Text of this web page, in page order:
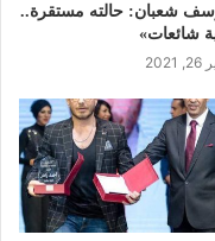
شعبان: حالته مستقرة..
شائعات»